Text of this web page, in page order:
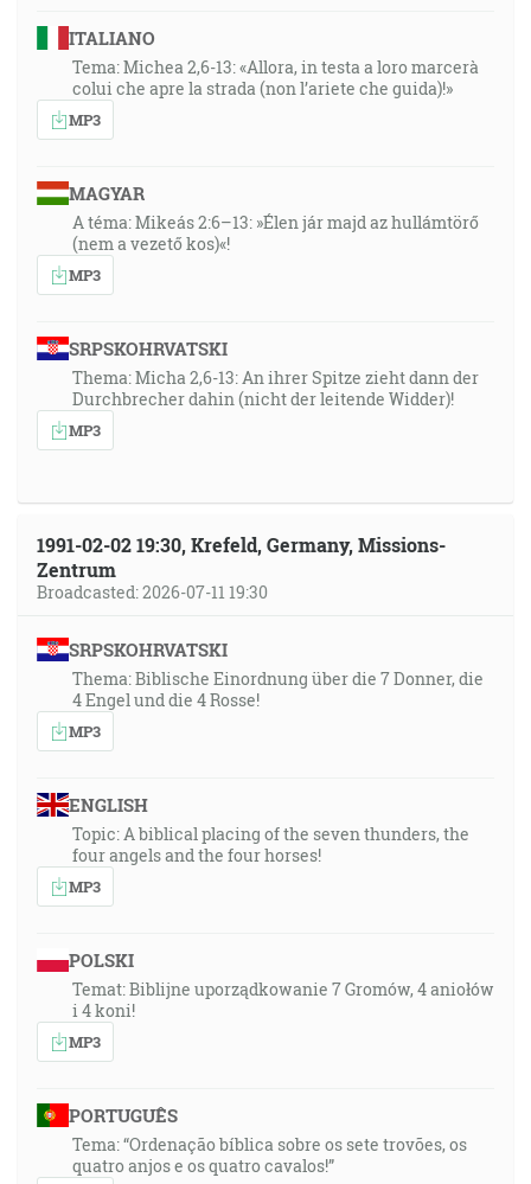
ITALIANO
Tema: Michea 2,6-13: «Allora, in testa a loro marcerà
colui che apre la strada (non l’ariete che guida)!»
MP3
MAGYAR
A téma: Mikeás 2:6–13: »Élen jár majd az hullámtörő
(nem a vezető kos)«!
MP3
SRPSKOHRVATSKI
Thema: Micha 2,6-13: An ihrer Spitze zieht dann der
Durchbrecher dahin (nicht der leitende Widder)!
MP3
1991-02-02 19:30, Krefeld, Germany, Missions-
Zentrum
Broadcasted: 2026-07-11 19:30
SRPSKOHRVATSKI
Thema: Biblische Einordnung über die 7 Donner, die
4 Engel und die 4 Rosse!
MP3
ENGLISH
Topic: A biblical placing of the seven thunders, the
four angels and the four horses!
MP3
POLSKI
Temat: Biblijne uporządkowanie 7 Gromów, 4 aniołów
i 4 koni!
MP3
PORTUGUÊS
Tema: “Ordenação bíblica sobre os sete trovões, os
quatro anjos e os quatro cavalos!”